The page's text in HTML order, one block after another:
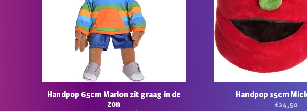
Handpop 65cm Marlon zit graag in de
zon
Handpop 15cm
€24,50